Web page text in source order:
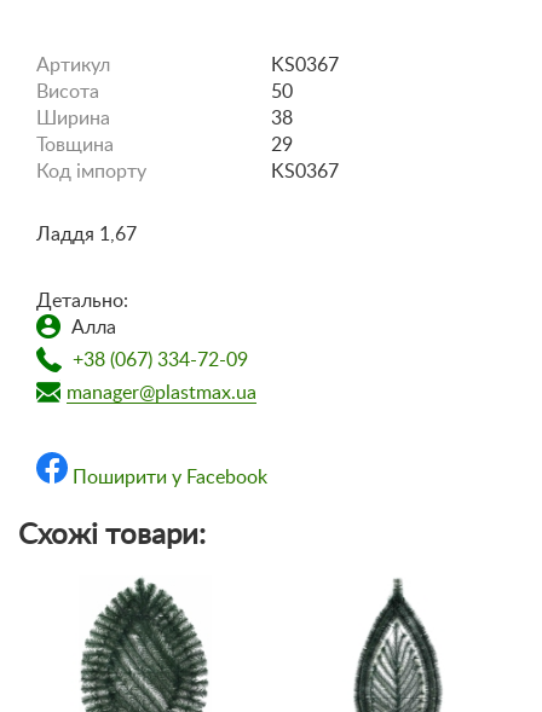
Артикул
KS0367
Висота
50
Ширина
38
Товщина
29
Код імпорту
KS0367
Ладдя 1,67
Детально:
Алла
+38 (067) 334-72-09
manager@plastmax.ua
Поширити у Facebook
Схожі товари: